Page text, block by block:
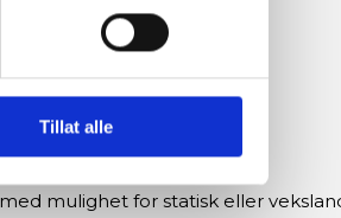
partnerne våre innen
du har gjort tilgjengelig for
Tillat alle
opp til 210 cm og 150 kg.
mulighet for statisk eller